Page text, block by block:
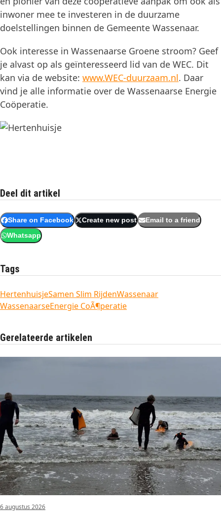
inwoner mee te investeren in de duurzame
doelstellingen binnen de Gemeente Wassenaar.
Ook interesse in Wassenaarse Groene stroom? Geef
je alvast op als geïnteresseerd lid van de WEC. Dit
kan via de website: www.WEC-duurzaam.nl. Daar
vind je alle informatie over de Wassenaarse Energie
Coöperatie.
Deel dit artikel
Share on Facebook Create new post Email to a friend
Whatsapp
Tags
HertenhuisjeSamen Slim RijdenWassenaar
WassenaarseEnergie CoÃ¶peratie
Gerelateerde artikelen
6 augustus 2026